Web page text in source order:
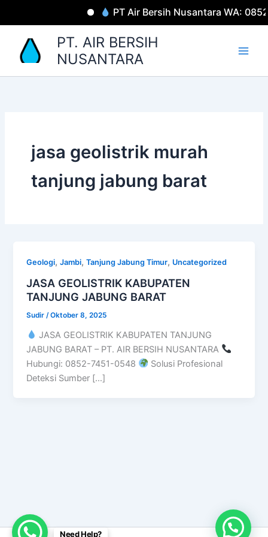
PT Air Bersih Nusantara WA:
PT. AIR BERSIH
NUSANTARA
jasa geolistrik murah
tanjung jabung barat
Geologi,Jambi,Tanjung Jabung Timur, Uncategorized
JASA GEOLISTRIK KABUPATEN
TANJUNG JABUNG BARAT
Sudir /Oktober 8, 2025
JASA GEOLISTRIK KABUPATEN TANJUNG
JABUNG BARAT – PT. AIR BERSIH NUSANTARA
Hubungi: 0852-7451-0548
Solusi Profesional
Deteksi Sumber […]
Need Help?